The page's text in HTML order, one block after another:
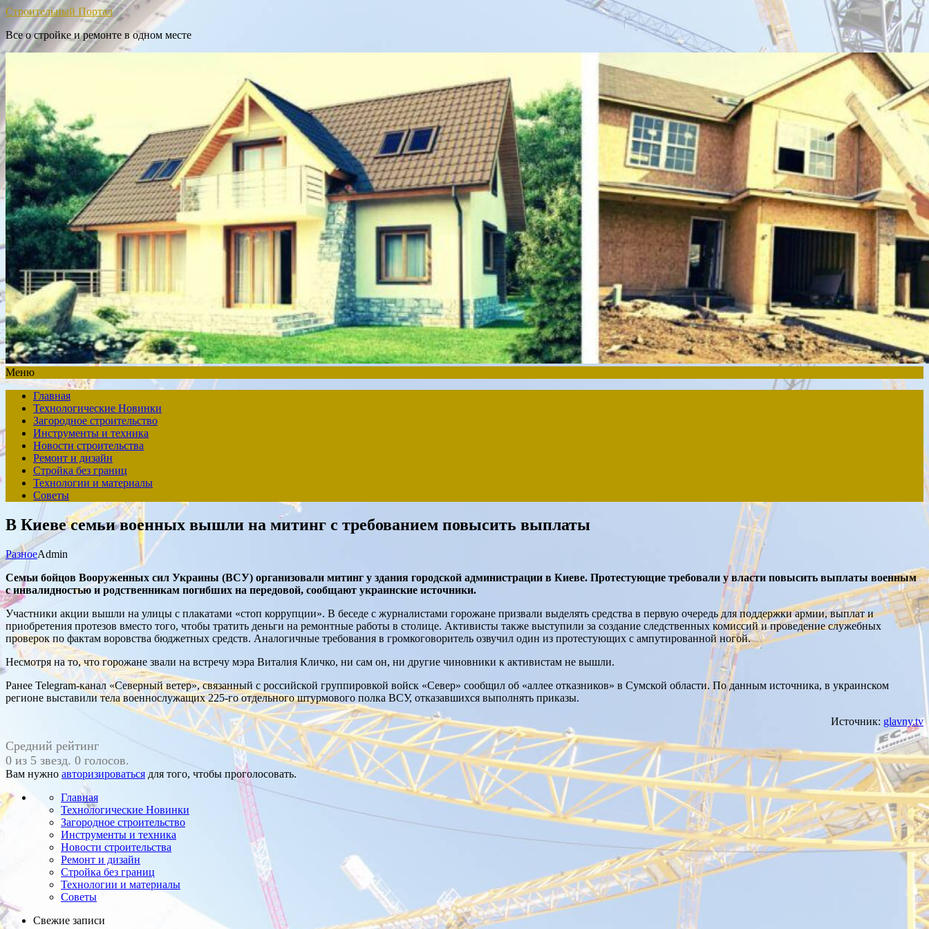
Строительный Портал
Все о стройке и ремонте в одном месте
Меню
Главная
Технологические Новинки
Загородное строительство
Инструменты и техника
Новости строительства
Ремонт и дизайн
Стройка без границ
Технологии и материалы
Советы
В Киеве семьи военных вышли на митинг с требованием повысить выплаты
РазноеAdmin
Семьи бойцов Вооруженных сил Украины (ВСУ) организовали митинг у здания городской администрации в Киеве. Протестующие требовали у власти повысить выплаты военным
с инвалидностью и родственникам погибших на передовой, сообщают украинские источники.
Участники акции вышли на улицы с плакатами «стоп коррупции». В беседе с журналистами горожане призвали выделять средства в первую очередь для поддержки армии, выплат и
приобретения протезов вместо того, чтобы тратить деньги на ремонтные работы в столице. Активисты также выступили за создание следственных комиссий и проведение служебных
проверок по фактам воровства бюджетных средств. Аналогичные требования в громкоговоритель озвучил один из протестующих с ампутированной ногой.
Несмотря на то, что горожане звали на встречу мэра Виталия Кличко, ни сам он, ни другие чиновники к активистам не вышли.
Ранее Telegram-канал «Северный ветер», связанный с российской группировкой войск «Север» сообщил об «аллее отказников» в Сумской области. По данным источника, в украинском
регионе выставили тела военнослужащих 225-го отдельного штурмового полка ВСУ, отказавшихся выполнять приказы.
Источник: glavny.tv
Средний рейтинг
0 из 5 звезд. 0 голосов.
Вам нужно авторизироваться для того, чтобы проголосовать.
Главная
Технологические Новинки
Загородное строительство
Инструменты и техника
Новости строительства
Ремонт и дизайн
Стройка без границ
Технологии и материалы
Советы
Свежие записи